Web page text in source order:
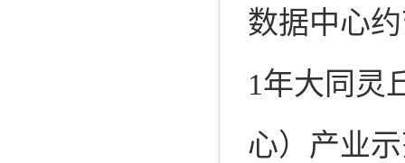
数据中心
1年大同灵
心）产业